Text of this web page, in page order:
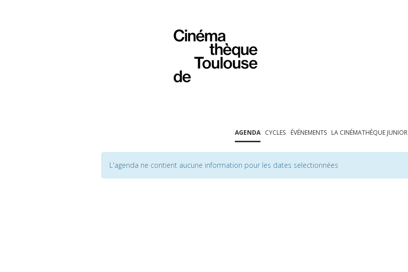
AGENDA CYCLES ÉVÉNEMENTS LA CINÉMATHÈQUE JUNIOR
L'agenda ne contient aucune information pour les dates selectionnées